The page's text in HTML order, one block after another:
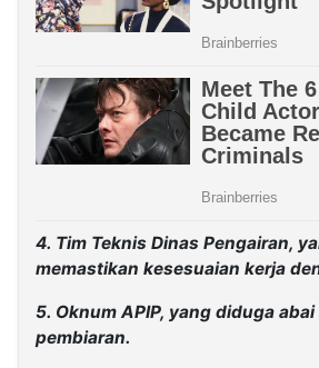
4. Tim Teknis Dinas Pengairan,
memastikan kesesuaian kerja
5. Oknum APIP, yang diduga
pembiaran.